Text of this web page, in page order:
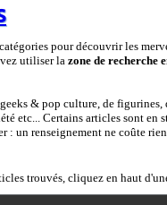
pour découvrir les
utiliser la zone de recherche
& pop culture, de figurines,
etc... Certains articles sont en
: un renseignement ne coûte
trouvés, cliquez en haut